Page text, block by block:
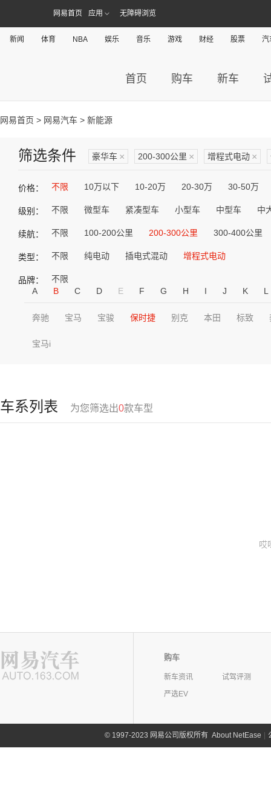
网易首页 应用 无障碍浏览
新闻 体育 NBA 娱乐 音乐 游戏 财经 股票 汽
首页 购车 新车
网易首页 > 网易汽车 > 新能源
筛选条件 豪华车 × 200-300公里 × 增程式电动 ×
价格： 不限 10万以下 10-20万 20-30万 30-50万
级别： 不限 微型车 紧凑型车 小型车 中型车 中
续航： 不限 100-200公里 200-300公里 300-400公里
类型： 不限 纯电动 插电式混动 增程式电动
品牌：
不限
A
B C D E F G H I J K L
奔驰 宝马 宝骏 保时捷 别克 本田 标致
宝马i
车系列表 为您筛选出0款车型
哎
购车
新车资讯
试驾评测
严选EV
©1997-2023 网易公司版权所有 About NetEase